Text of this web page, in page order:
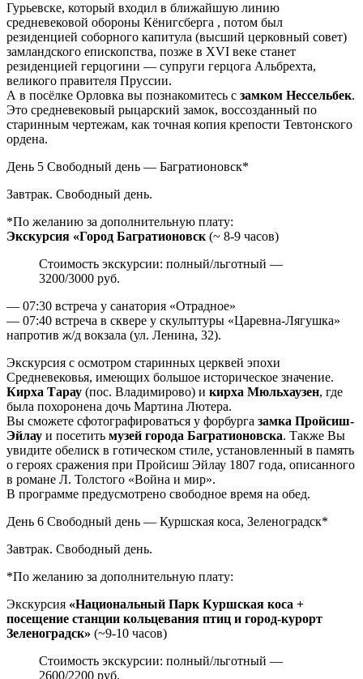
Гурьевске, который входил в ближайшую линию
средневековой обороны Кёнигсберга , потом был
резиденцией соборного капитула (высший церковный совет)
замландского епископства, позже в XVI веке станет
резиденцией герцогини — супруги герцога Альбрехта,
великого правителя Пруссии.
А в посёлке Орловка вы познакомитесь с замком Нессельбек.
Это cредневековый рыцарский замок, воссозданный по
старинным чертежам, как точная копия крепости Тевтонского
ордена.
День 5 Свободный день — Багратионовск*
Завтрак. Свободный день.
*По желанию за дополнительную плату:
Экскурсия «Город Багратионовск (~ 8-9 часов)
Стоимость экскурсии: полный/льготный —
3200/3000 руб.
— 07:30 встреча у санатория «Отрадное»
— 07:40 встреча в сквере у скульптуры «Царевна-Лягушка»
напротив ж/д вокзала (ул. Ленина, 32).
Экскурсия с осмотром старинных церквей эпохи
Средневековья, имеющих большое историческое значение.
Кирха Тарау (пос. Владимирово) и кирха Мюльхаузен, где
была похоронена дочь Мартина Лютера.
Вы сможете сфотографироваться у форбурга замка Пройсиш-
Эйлау и посетить музей города Багратионовска. Также Вы
увидите обелиск в готическом стиле, установленный в память
о героях сражения при Пройсиш Эйлау 1807 года, описанного
в романе Л. Толстого «Война и мир».
В программе предусмотрено свободное время на обед.
День 6 Свободный день — Куршская коса, Зеленоградск*
Завтрак. Свободный день.
*По желанию за дополнительную плату:
Экскурсия «Национальный Парк Куршская коса +
посещение станции кольцевания птиц и город-курорт
Зеленоградск» (~9-10 часов)
Стоимость экскурсии: полный/льготный —
2600/2200 руб.